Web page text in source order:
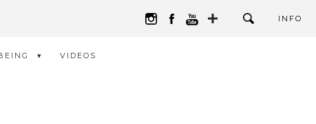
INFO
VIDEOS